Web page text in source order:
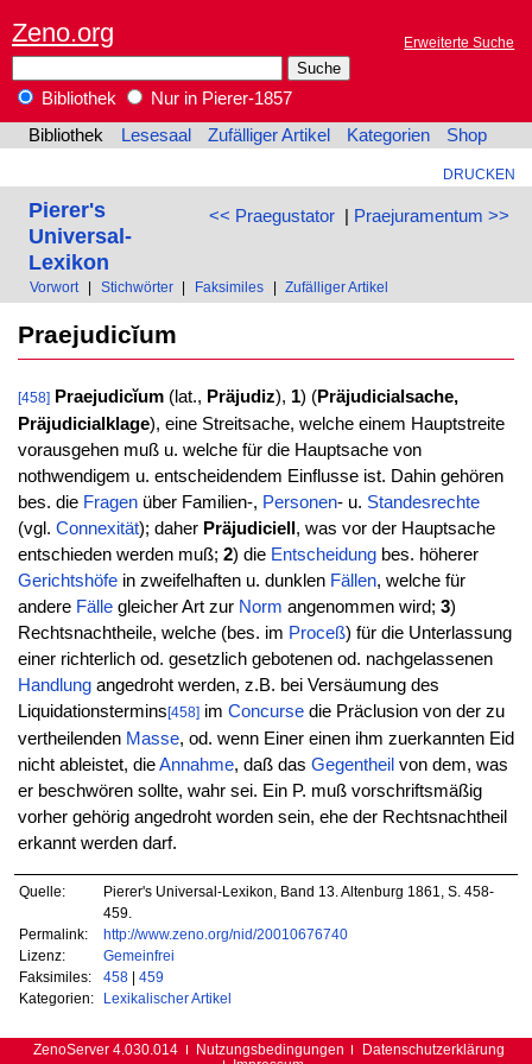
Zeno.org Erweiterte Suche
Bibliothek
Nur in Pierer-1857
Bibliothek
Lesesaal Zufälliger Artikel Kategorien Shop
DRUCKEN
<< Praegustator| Praejuramentum >>
Pierer's
Universal-
Lexikon
Vorwort Stichwörter Faksimiles Zufälliger Artikel
Praejudicĭum
[458] Praejudicĭum(lat., Präjudiz), 1) (Präjudicialsache,
Präjudicialklage), eine Streitsache, welche einem Hauptstreite
vorausgehen muß u. welche für die Hauptsache von
nothwendigem u. entscheidendem Einflusse ist. Dahin gehören
bes. die Fragenüber Familien-, Personen- u. Standesrechte
(vgl. Connexität); daher Präjudiciell , was vor der Hauptsache
entschieden werden muß; 2) die Entscheidungbes. höherer
Gerichtshöfein zweifelhaften u. dunklen Fällen, welche für
andere Fällegleicher Art zur Norm angenommen wird; 3)
Rechtsnachtheile, welche (bes. im Proceß) für die Unterlassung
einer richterlich od. gesetzlich gebotenen od. nachgelassenen
Handlungangedroht werden, z.B. bei Versäumung des
Liquidationstermins [458]im Concursedie Präclusion von der zu
vertheilenden Masse, od. wenn Einer einen ihm zuerkannten Eid
nicht ableistet, dieAnnahme, daß das Gegentheil von dem, was
er beschwören sollte, wahr sei. Ein P. muß vorschriftsmäßig
vorher gehörig angedroht worden sein, ehe der Rechtsnachtheil
erkannt werden darf.
Quelle:
Pierer's Universal-Lexikon, Band 13. Altenburg 1861, S. 458-
459.
Permalink:
http://www.zeno.org/nid/20010676740
Lizenz:
Gemeinfrei
Faksimiles:
458| 459
Kategorien:
Lexikalischer Artikel
ZenoServer 4.030.014 Nutzungsbedingungen
Datenschutzerklärung